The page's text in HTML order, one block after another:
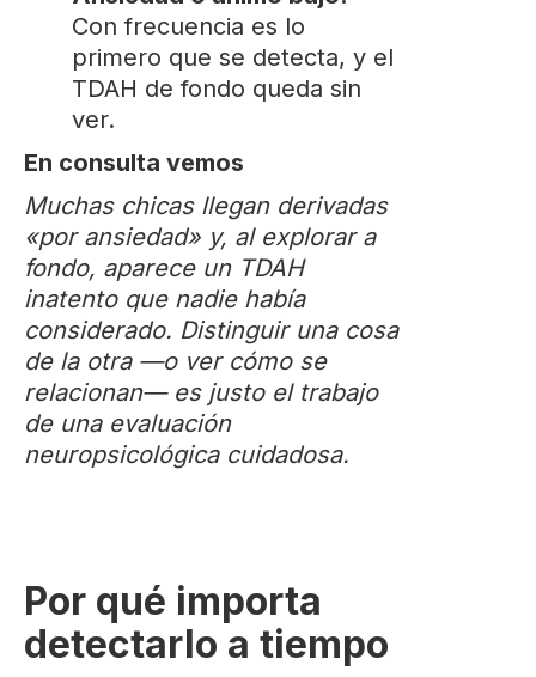
Con frecuencia es lo
primero que se detecta, y el
TDAH de fondo queda sin
ver.
En consulta vemos
Muchas chicas llegan derivadas
«por ansiedad» y, al explorar a
fondo, aparece un TDAH
inatento que nadie había
considerado. Distinguir una cosa
de la otra —o ver cómo se
relacionan— es justo el trabajo
de una evaluación
neuropsicológica cuidadosa.
Por qué importa
detectarlo a tiempo